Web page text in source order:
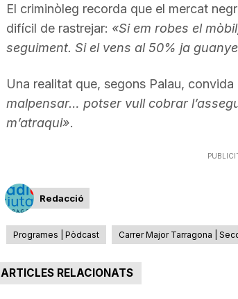
El criminòleg recorda que el mercat
difícil de rastrejar: «Si em robes el
seguiment. Si el vens al 50% ja
Una realitat que, segons Palau, convida
malpensar… potser vull cobrar
m’atraqui».
Redacció
Programes | Pòdcast Carrer Major Tarragona |
ARTICLES RELACIONATS